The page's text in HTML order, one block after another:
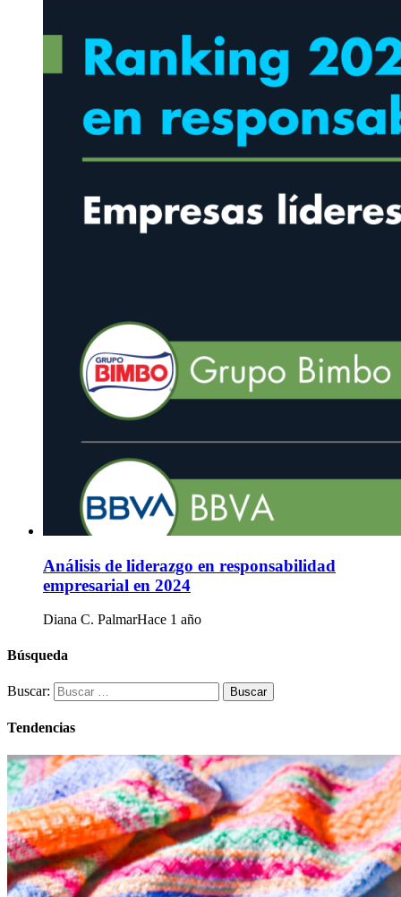
Análisis de liderazgo en responsabilidad
empresarial en 2024
Diana C. PalmarHace 1 año
Búsqueda
Buscar:
Tendencias